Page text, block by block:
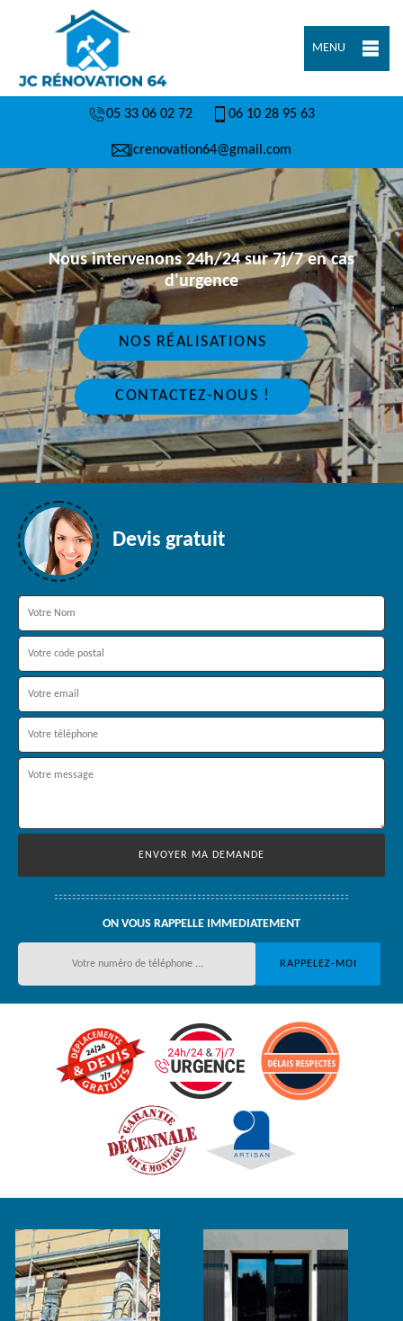
MENU
05 33 06 02 72 06 10 28 95 63
jcrenovation64@gmail.com
Nous intervenons 24h/24 sur 7j/7 en cas
d'urgence
NOS RÉALISATIONS
CONTACTEZ-NOUS !
Devis gratuit
ON VOUS RAPPELLE IMMEDIATEMENT